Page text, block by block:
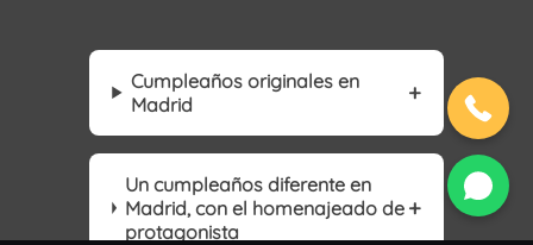
Cumpleaños originales en
Madrid
Un cumpleaños diferente en
Madrid, con el homenajeado de
protagonista